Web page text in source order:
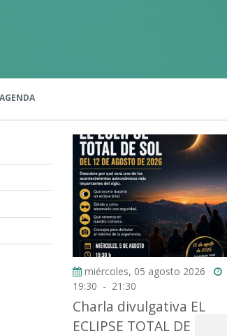
AGENDA
miércoles, 05 agosto 2026
19:30 - 21:30
Charla divulgativa EL
ECLIPSE TOTAL DE SOL